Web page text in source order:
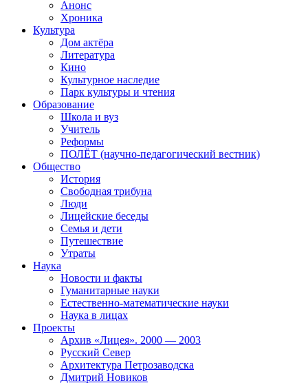
Анонс
Хроника
Культура
Дом актёра
Литература
Кино
Культурное наследие
Парк культуры и чтения
Образование
Школа и вуз
Учитель
Реформы
ПОЛЁТ (научно-педагогический вестник)
Общество
История
Свободная трибуна
Люди
Лицейские беседы
Семья и дети
Путешествие
Утраты
Наука
Новости и факты
Гуманитарные науки
Естественно-математические науки
Наука в лицах
Проекты
Архив «Лицея». 2000 — 2003
Русский Север
Архитектура Петрозаводска
Дмитрий Новиков